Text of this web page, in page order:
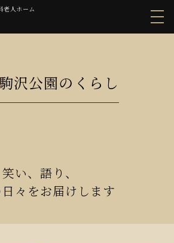
老人ホーム
沢公園のくらし
笑い、語り、
々をお届けします